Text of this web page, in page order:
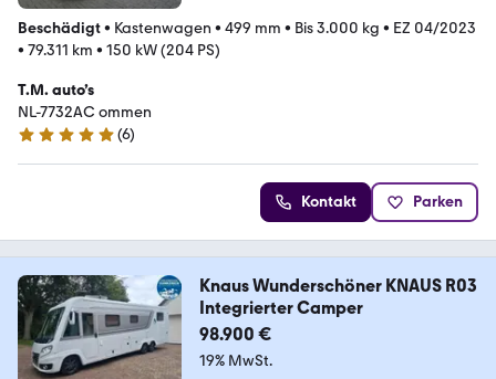
Beschädigt• Kastenwagen • 499 mm • Bis 3.000 kg • EZ 04/2023
• 79.311 km • 150 kW (204 PS)
T.M. auto’s
NL-7732AC ommen
4.8 Sterne
(6)
Kontakt Parken
Knaus Wunderschöner KNAUS R03
Integrierter Camper
98.900 €
19% MwSt.